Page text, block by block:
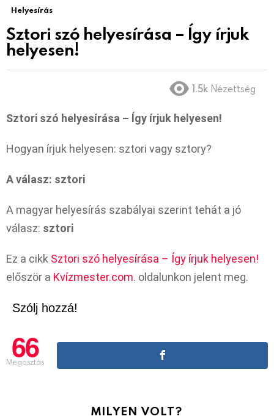
Helyesírás
Sztori szó helyesírása – Így írjuk
helyesen!
1.5k Nézettség
Sztori szó helyesírása – Így írjuk helyesen!
Hogyan írjuk helyesen: sztori vagy sztory?
A válasz: sztori
A magyar helyesírás szabályai szerint tehát a jó
válasz: sztori
Ez a cikk Sztori szó helyesírása – Így írjuk helyesen!
először a Kvízmester.com. oldalunkon jelent meg.
Szólj hozzá!
66
Megosztás
MILYEN VOLT?